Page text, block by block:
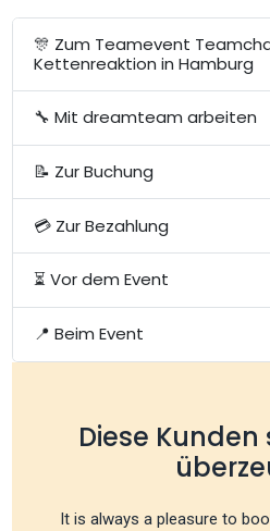
🎊 Zum Teamevent
Kettenreaktion in Hamburg
🔧 Mit dreamteam arbeiten
📝 Zur Buchung
💳 Zur Bezahlung
⏳ Vor dem Event
📍 Beim Event
Diese
It is always a pleasure to